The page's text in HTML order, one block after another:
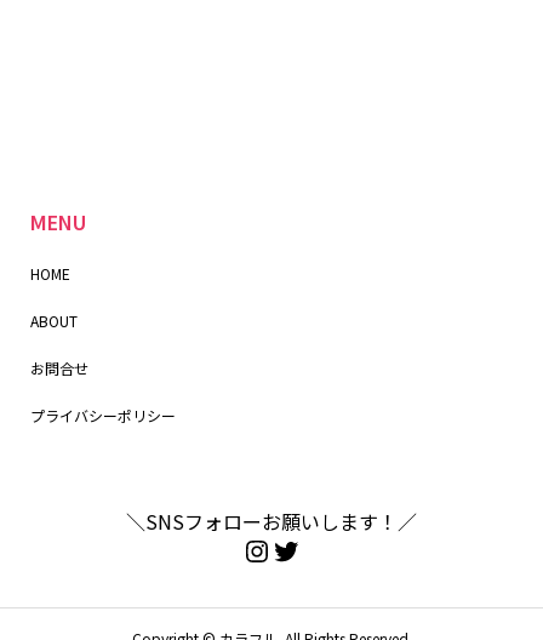
MENU
HOME
ABOUT
お問合せ
プライバシーポリシー
＼SNSフォローお願いします！／